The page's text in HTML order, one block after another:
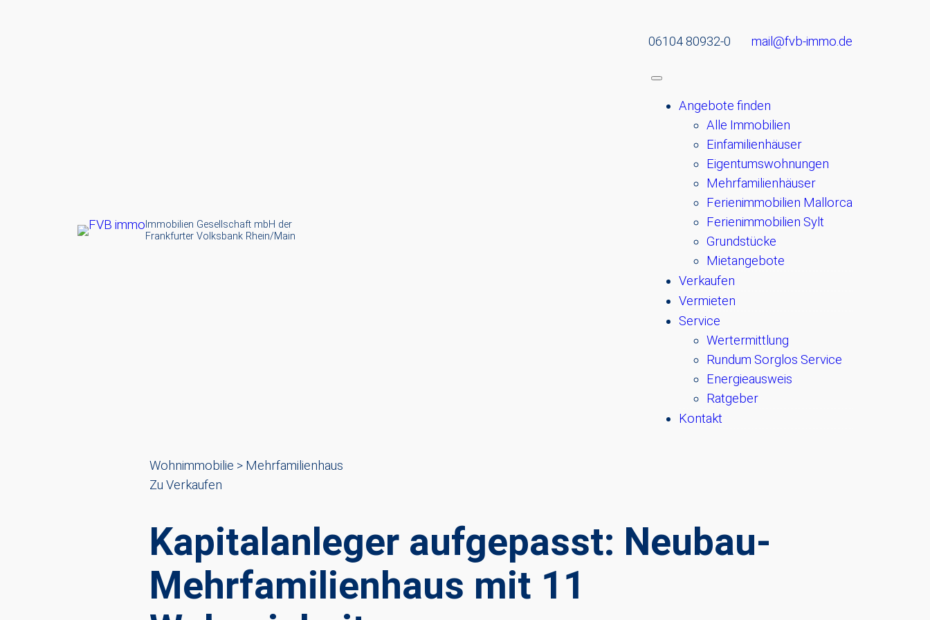
Immobilien Gesellschaft mbH der
Frankfurter Volksbank Rhein/Main
06104 80932-0 mail@fvb-immo.de
Angebote finden
Alle Immobilien
Einfamilienhäuser
Eigentumswohnungen
Mehrfamilienhäuser
Ferienimmobilien Mallorca
Ferienimmobilien Sylt
Grundstücke
Mietangebote
Verkaufen
Vermieten
Service
Wertermittlung
Rundum Sorglos Service
Energieausweis
Ratgeber
Kontakt
Wohnimmobilie > Mehrfamilienhaus
Zu Verkaufen
Kapitalanleger aufgepasst: Neubau-
Mehrfamilienhaus mit 11